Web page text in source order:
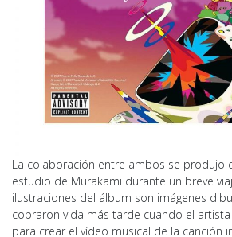
La colaboración entre ambos se produjo
estudio de Murakami durante un breve
ilustraciones del álbum son imágenes
cobraron vida más tarde cuando el
para crear el vídeo musical de la canción